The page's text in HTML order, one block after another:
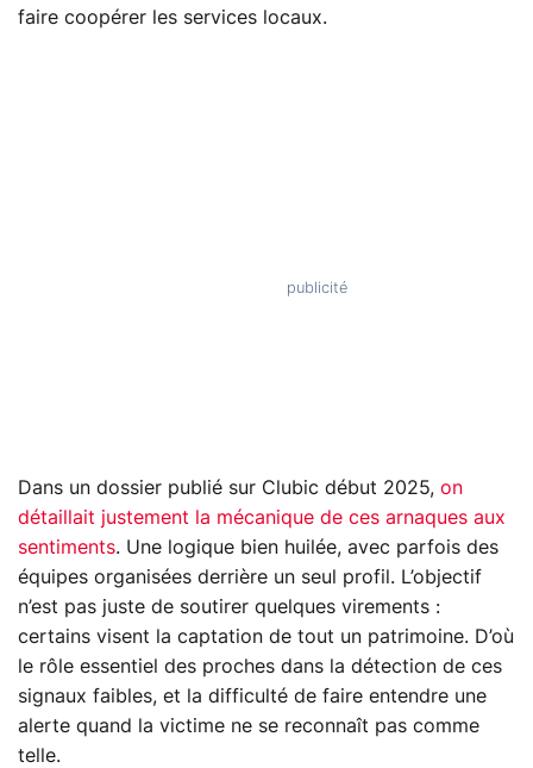
faire coopérer les services locaux.
Dans un dossier publié sur Clubic début 2025, on
détaillait justement la mécanique de ces arnaques aux
sentiments. Une logique bien huilée, avec parfois des
équipes organisées derrière un seul profil. L’objectif
n’est pas juste de soutirer quelques virements :
certains visent la captation de tout un patrimoine. D’où
le rôle essentiel des proches dans la détection de ces
signaux faibles, et la difficulté de faire entendre une
alerte quand la victime ne se reconnaît pas comme
telle.